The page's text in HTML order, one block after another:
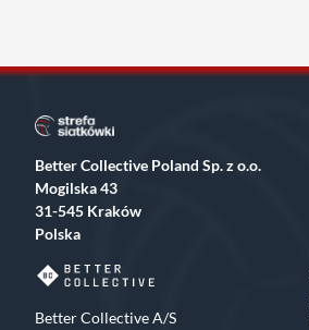
Better Collective Poland Sp. z o.o.
Mogilska 43
31-545 Kraków
Polska
Better Collective A/S